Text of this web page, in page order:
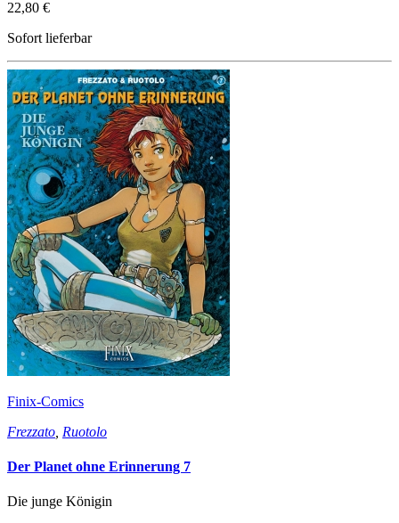
22,80 €
Sofort lieferbar
Finix-Comics
Frezzato Ruotolo
Der Planet ohne Erinnerung 7
Die junge Königin